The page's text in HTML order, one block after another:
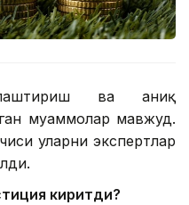
ва аниқ
муаммолар мавжуд.
уларни экспертлар
киритди?